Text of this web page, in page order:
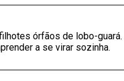
órfãos de lobo-guará.
a se virar sozinha.